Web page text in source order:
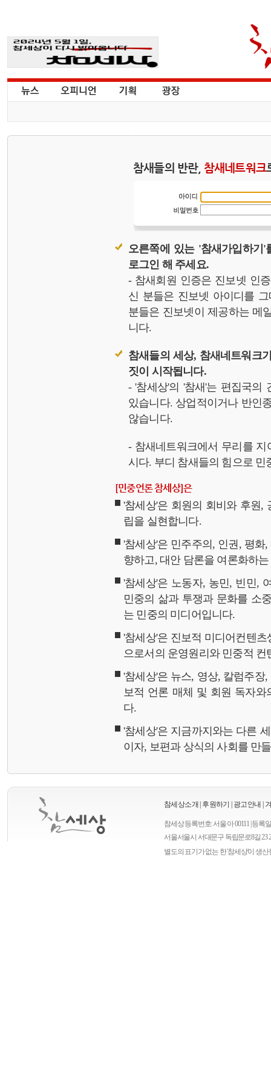
참새들의 반란, 참새네트워크
오른쪽에 있는 '참새가입하기
로그인 해 주세요.
- 참새회원 인증은 진보넷 인
신 분들은 진보넷 아이디를
분들은 진보넷이 제공하는 메
니다.
참새들의 세상, 참새네트워크
짓이 시작됩니다.
- '참세상'의 '참새'는 편집국의
있습니다. 상업적이거나 반인
않습니다.
- 참새네트워크에서 무리를
시다. 부디 참새들의 힘으로 민
[민중언론 참세상]은
'참세상'은 회원의 회비와 후원,
립을 실현합니다.
'참세상'은 민주주의, 인권, 평
향하고, 대안 담론을 여론화하
'참세상'은 노동자, 농민, 빈민,
민중의 삶과 투쟁과 문화를 소
는 민중의 미디어입니다.
'참세상'은 진보적 미디어컨텐
으로서의 운영원리와 민중적
'참세상'은 뉴스, 영상, 칼럼주
보적 언론 매체 및 회원 독자와
다.
'참세상'은 지금까지와는 다른
이자, 보편과 상식의 사회를 만
참세상소개 후원하기 광고안내
참세상 등록번호: 서울 아 00111 | 등록
서울서울시 서대문구 독립문로8길 23
별도의 표기가 없는 한 '참세상'이 생